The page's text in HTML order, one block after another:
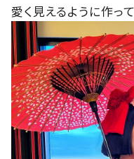
愛く見えるように作っ